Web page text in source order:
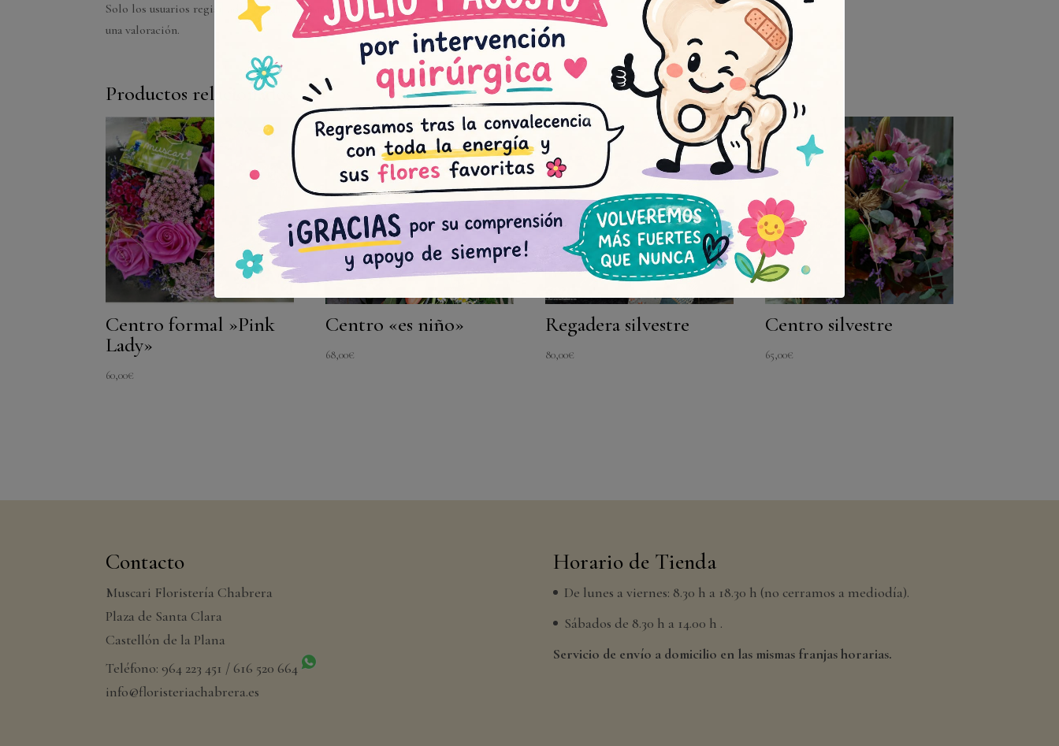
Solo los usuarios registrados que hayan comprado este producto pueden hacer
una valoración.
Productos relacionados
Centro formal »Pink
Lady»
60,00€
Centro «es niño»
68,00€
Regadera silvestre
80,00€
Centro silvestre
65,00€
Contacto
Muscari Floristería Chabrera
Plaza de Santa Clara
Castellón de la Plana
Teléfono: 964 223 451 / 616 520 664
info@floristeriachabrera.es
Horario de Tienda
De lunes a viernes: 8.30 h a 18.30 h (no cerramos a mediodía).
Sábados de 8.30 h a 14.00 h .
Servicio de envío a domicilio en las mismas franjas horarias.